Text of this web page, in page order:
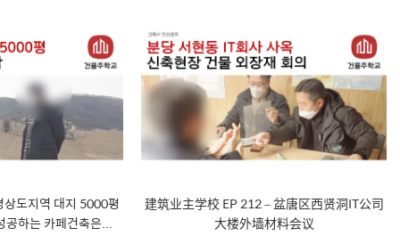
도지역 대지 5000평
공하는 카페건축은...
建筑业主学校 EP 212 – 盆唐区西贤洞IT公司
大楼外墙材料会议